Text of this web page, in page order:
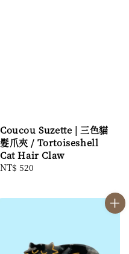
Coucou Suzette | 三色貓
髮爪夾 / Tortoiseshell
Cat Hair Claw
Regular
NT$ 520